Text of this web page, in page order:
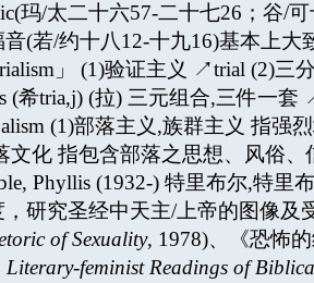
玛/太二十六57-二十七26；谷/
音(若/约十八12-十九16)基本上
trialism」 (1)验证主义 ↗trial (2)三
(希tria,j) (拉) 三元组合,三件一套
(1)部落主义,族群主义 指强
文化 指包含部落之思想、风俗
Phyllis (1932-) 特里布尔,特里
，研究圣经中天主/上帝的图像及
of Sexuality, 1978)、《恐怖
Literary-feminist Readings of